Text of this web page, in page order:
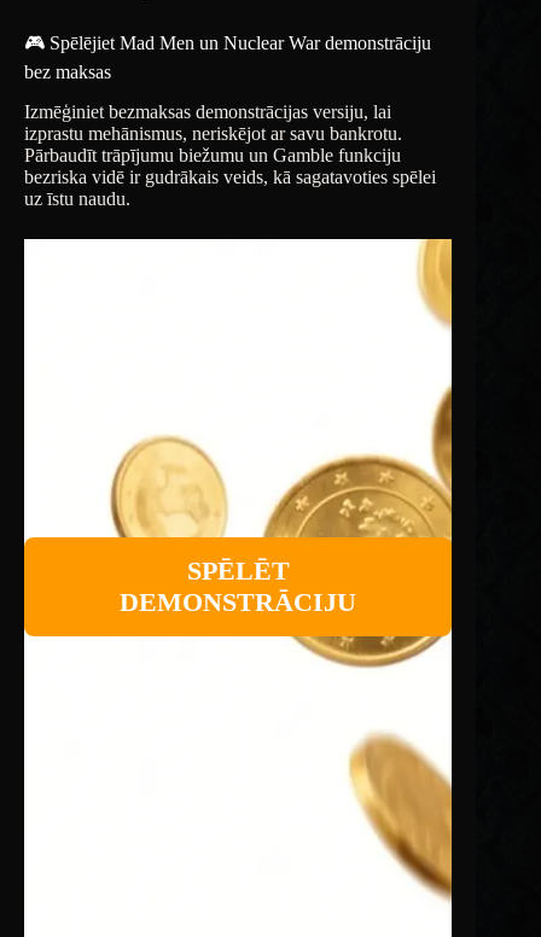
🎮 Spēlējiet Mad Men un Nuclear War demonstrāciju
bez maksas
Izmēģiniet bezmaksas demonstrācijas versiju, lai
izprastu mehānismus, neriskējot ar savu bankrotu.
Pārbaudīt trāpījumu biežumu un Gamble funkciju
bezriska vidē ir gudrākais veids, kā sagatavoties spēlei
uz īstu naudu.
SPĒLĒT
DEMONSTRĀCIJU